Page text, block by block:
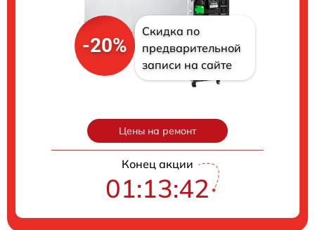
-20%
Скидка по
предварительной
записи на сайте
Цены на ремонт
Конец акции
01:13:41